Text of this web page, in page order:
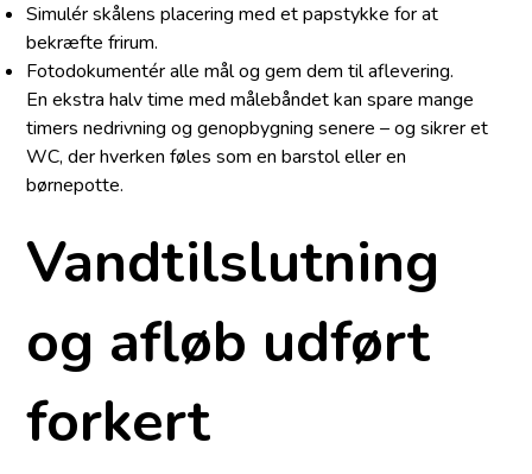
Simulér skålens placering med et papstykke for at
bekræfte frirum.
Fotodokumentér alle mål og gem dem til aflevering.
En ekstra halv time med målebåndet kan spare mange
timers nedrivning og genopbygning senere – og sikrer et
WC, der hverken føles som en barstol eller en
børnepotte.
Vandtilslutning
og afløb udført
forkert